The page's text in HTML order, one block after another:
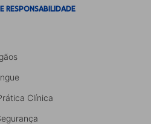
RESPONSABILIDADE
Clínica